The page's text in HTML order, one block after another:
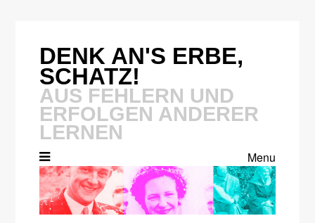
DENK AN'S ERBE,
SCHATZ!
AUS FEHLERN UND
ERFOLGEN ANDERER
LERNEN
Menu